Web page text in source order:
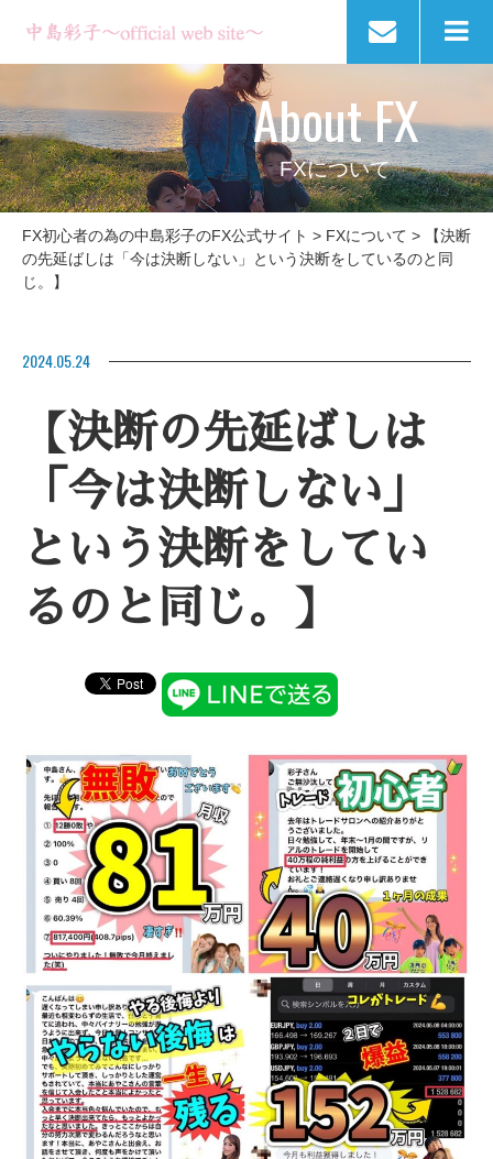
About FX
FXについて
FX初心者の為の中島彩子のFX公式サイト > FXについて >
【決断
の先延ばしは「今は決断しない」という決断をしているのと同
じ。】
2024.05.24
【決断の先延ばしは
「今は決断しない」
という決断をしてい
るのと同じ。】